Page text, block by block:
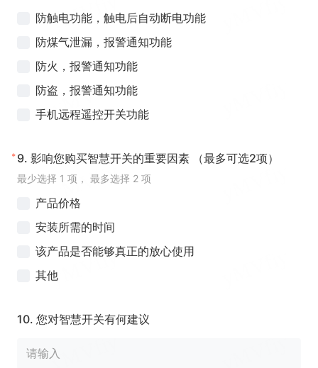
防触电功能，触电后自动断电功能
防煤气泄漏，报警通知功能
防火，报警通知功能
防盗，报警通知功能
手机远程遥控开关功能
* 9. 影响您购买智慧开关的重要因素 （最多可选2项）
最少选择 1 项， 最多选择 2 项
产品价格
安装所需的时间
该产品是否能够真正的放心使用
其他
10. 您对智慧开关有何建议